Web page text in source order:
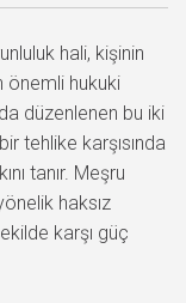
hali, kişinin
önemli hukuki
düzenlenen bu iki
tehlike karşısında
tanır. Meşru
haksız
karşı güç